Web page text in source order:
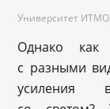
Университет
Однако как
с разными
усиления